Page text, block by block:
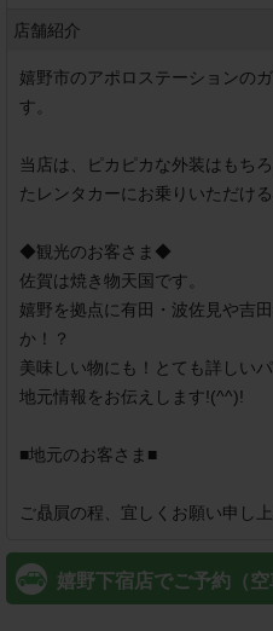
店舗紹介
嬉野市のアポロステーションの
す。
当店は、ピカピカな外装はもち
たレンタカーにお乗りいただけ
◆観光のお客さま◆
佐賀は焼き物天国です。
嬉野を拠点に有田・波佐見や吉
か！？
美味しい物にも！とても詳しい
地元情報をお伝えします!(^^)!
■地元のお客さま■
ご贔屓の程、宜しくお願い申し上
嬉野下宿店でご予約（空